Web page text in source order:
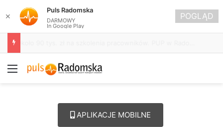
Menu
APLIKACJE MOBILNE
✕
Puls Radomska
DARMOWY
In Google Play
POGLĄD